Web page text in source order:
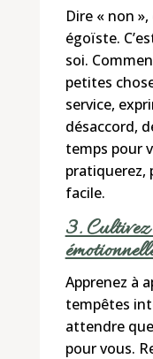
Dire « non
égoïste.
soi.
petites
service,
désaccord,
temps pour
pratiquerez,
facile.
3. Cultivez
Apprenez à
tempêtes
attendre
pour vous.